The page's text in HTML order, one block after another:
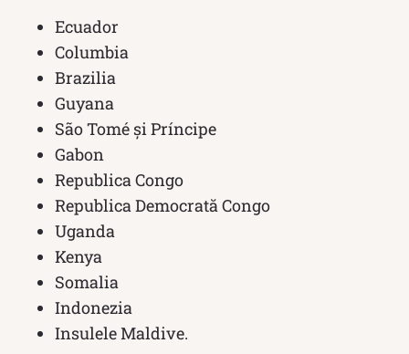
Ecuador
Columbia
Brazilia
Guyana
São Tomé și Príncipe
Gabon
Republica Congo
Republica Democrată Congo
Uganda
Kenya
Somalia
Indonezia
Insulele Maldive.